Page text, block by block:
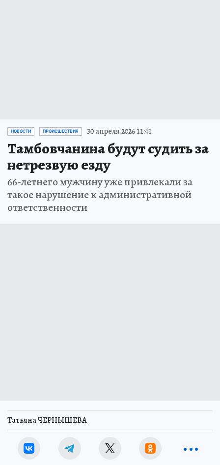
НОВОСТИ ПРОИСШЕСТВИЯ 30 апреля 2026 11:41
Тамбовчанина будут судить за
нетрезвую езду
66-летнего мужчину уже привлекали за
такое нарушение к административной
ответственности
Татьяна ЧЕРНЫШЕВА